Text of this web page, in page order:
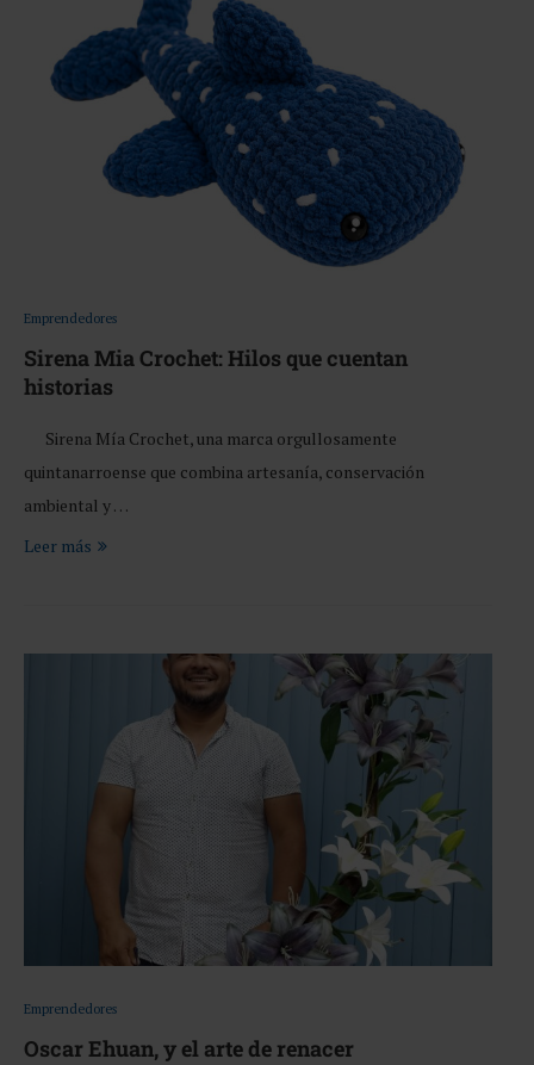
Emprendedores
Sirena Mia Crochet: Hilos que cuentan
historias
Sirena Mía Crochet, una marca orgullosamente
quintanarroense que combina artesanía, conservación
ambiental y …
Leer más
Emprendedores
Oscar Ehuan, y el arte de renacer